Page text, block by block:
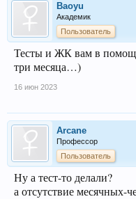
Baoyu
Академик
Пользователь
Тесты и ЖК вам в
три месяца…)
16 июн 2023
Arcane
Профессор
Пользователь
Ну а тест-то делали?
а отсутствие месячных-